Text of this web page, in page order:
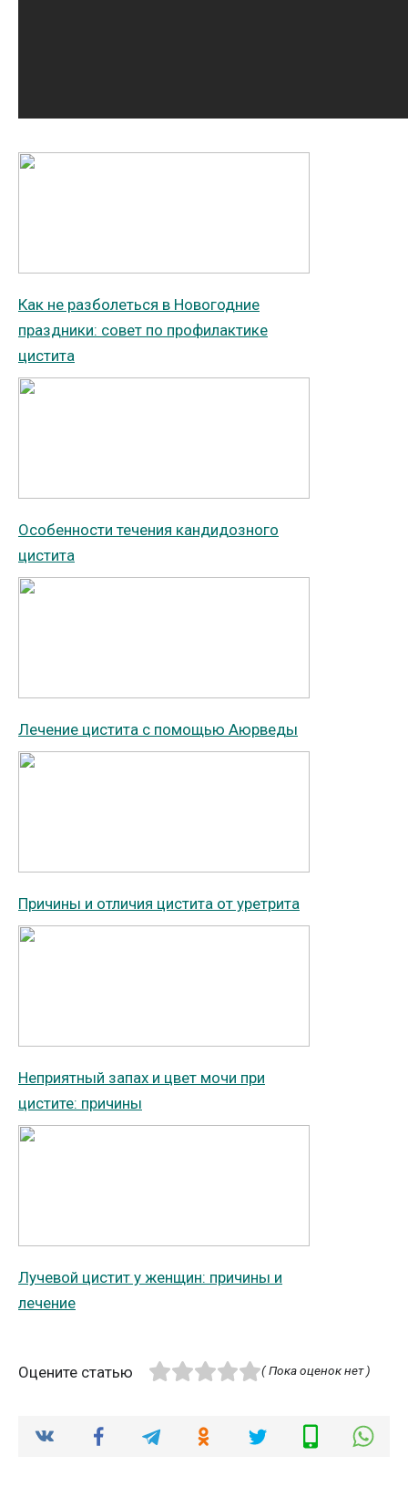
Как не разболеться в Новогодние
праздники: совет по профилактике
цистита
Особенности течения кандидозного
цистита
Лечение цистита с помощью Аюрведы
Причины и отличия цистита от уретрита
Неприятный запах и цвет мочи при
цистите: причины
Лучевой цистит у женщин: причины и
лечение
Оцените статью ( Пока оценок нет )